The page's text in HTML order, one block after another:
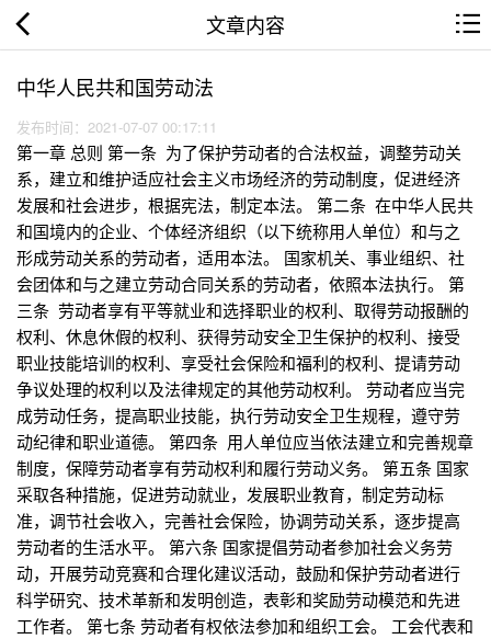
文章内容
中华人民共和国劳动法
发布时间：2021-07-07 00:17:11
第一章 总则 第一条 为了保护劳动者的合法权益，调整劳动关
系，建立和维护适应社会主义市场经济的劳动制度，促进经济
发展和社会进步，根据宪法，制定本法。 第二条 在中华人民共
和国境内的企业、个体经济组织（以下统称用人单位）和与之
形成劳动关系的劳动者，适用本法。 国家机关、事业组织、社
会团体和与之建立劳动合同关系的劳动者，依照本法执行。 第
三条 劳动者享有平等就业和选择职业的权利、取得劳动报酬的
权利、休息休假的权利、获得劳动安全卫生保护的权利、接受
职业技能培训的权利、享受社会保险和福利的权利、提请劳动
争议处理的权利以及法律规定的其他劳动权利。 劳动者应当完
成劳动任务，提高职业技能，执行劳动安全卫生规程，遵守劳
动纪律和职业道德。 第四条 用人单位应当依法建立和完善规章
制度，保障劳动者享有劳动权利和履行劳动义务。 第五条 国家
采取各种措施，促进劳动就业，发展职业教育，制定劳动标
准，调节社会收入，完善社会保险，协调劳动关系，逐步提高
劳动者的生活水平。 第六条 国家提倡劳动者参加社会义务劳
动，开展劳动竞赛和合理化建议活动，鼓励和保护劳动者进行
科学研究、技术革新和发明创造，表彰和奖励劳动模范和先进
工作者。 第七条 劳动者有权依法参加和组织工会。 工会代表和